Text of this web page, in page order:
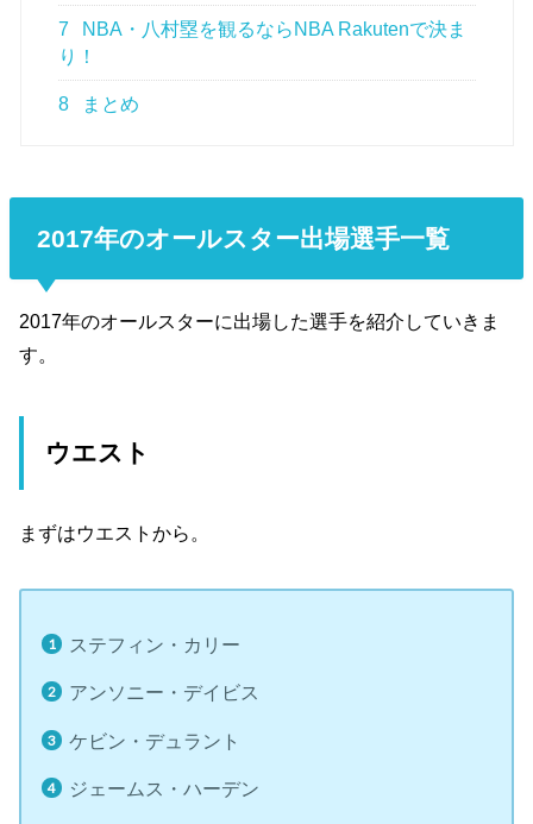
7
NBA・八村塁を観るならNBA Rakutenで決ま
り！
8 まとめ
2017年のオールスター出場選手一覧
2017年のオールスターに出場した選手を紹介していきま
す。
ウエスト
まずはウエストから。
ステフィン・カリー
アンソニー・デイビス
ケビン・デュラント
ジェームス・ハーデン